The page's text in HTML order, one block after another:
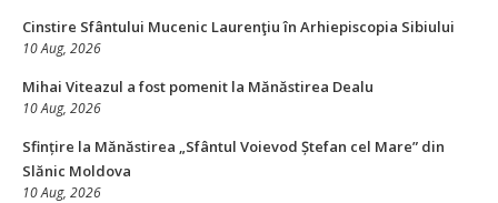
Cinstire Sfântului Mucenic Laurenţiu în Arhiepiscopia Sibiului
10 Aug, 2026
Mihai Viteazul a fost pomenit la Mănăstirea Dealu
10 Aug, 2026
Sfințire la Mănăstirea „Sfântul Voievod Ștefan cel Mare” din
Slănic Moldova
10 Aug, 2026